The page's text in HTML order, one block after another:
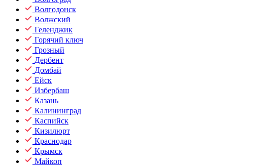
Волгодонск
Волжский
Геленджик
Горячий ключ
Грозный
Дербент
Домбай
Ейск
Избербаш
Казань
Калининград
Каспийск
Кизилюрт
Краснодар
Крымск
Майкоп